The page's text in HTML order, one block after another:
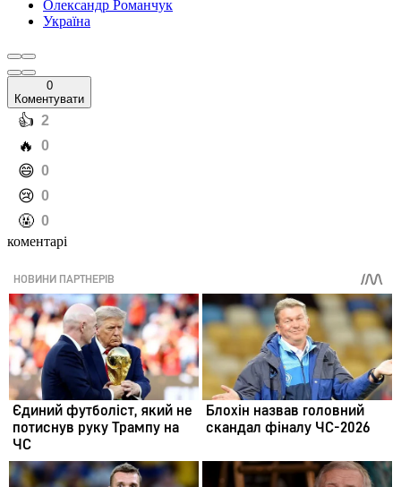
Олександр Романчук
Україна
0
Коментувати
️👍 2
️🔥 0
️😄 0
️😢 0
️🤬 0
коментарі